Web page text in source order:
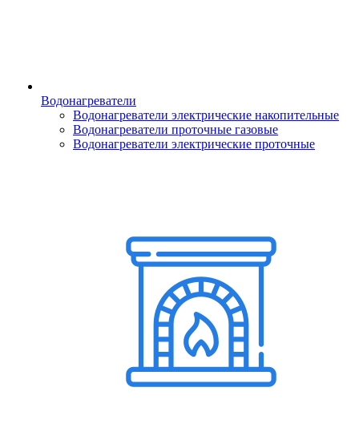
Водонагреватели
Водонагреватели электрические накопительные
Водонагреватели проточные газовые
Водонагреватели электрические проточные